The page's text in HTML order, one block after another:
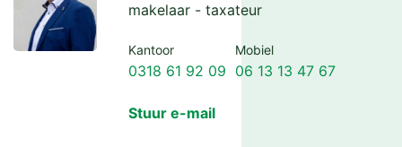
makelaar - taxateur
Kantoor
0318 61 92 09
Mobiel
06 13 13 47 67
Stuur e-mail